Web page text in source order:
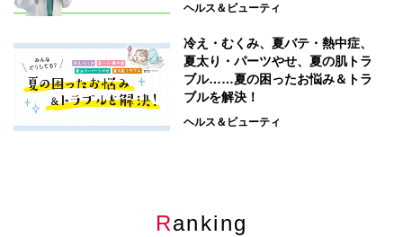
ヘルス＆ビューティ
冷え・むくみ、夏バテ・熱中症、
夏太り・パーツやせ、夏の肌トラ
ブル……夏の困ったお悩み＆トラ
ブルを解決！
ヘルス＆ビューティ
Ranking